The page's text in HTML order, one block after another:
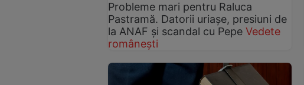
Probleme mari pentru Raluca
Pastramă. Datorii uriașe, presiuni de
la ANAF și scandal cu Pepe Vedete
românești